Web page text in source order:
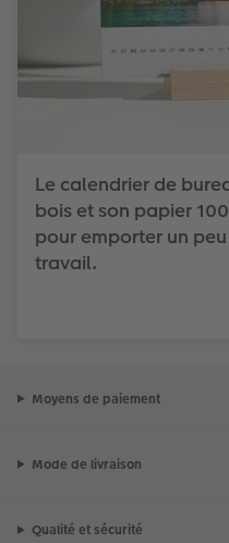
Le calendrier de
bois et son papier
pour emporter un
travail.
Moyens de paiement
Mode de livraison
Qualité et sécurité